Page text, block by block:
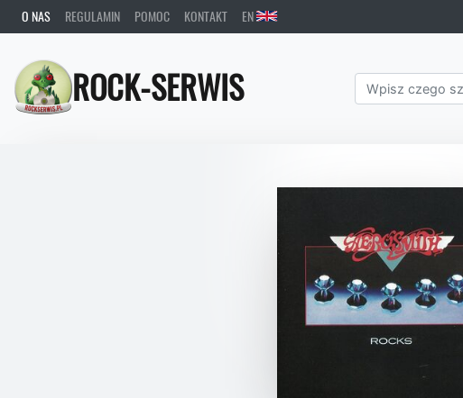
O NAS REGULAMIN POMOC KONTAKT EN
ROCK-SERWIS